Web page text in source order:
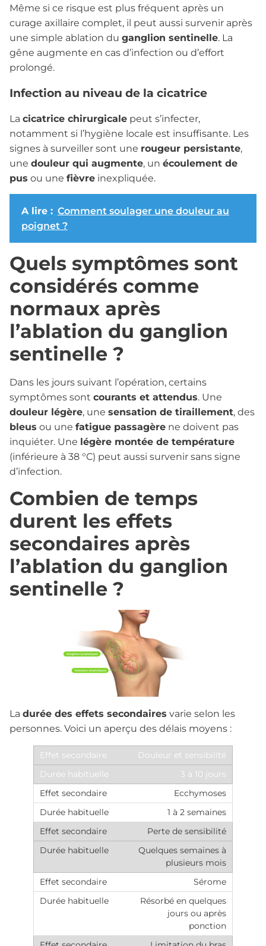
Même si ce risque est plus fréquent après un
curage axillaire complet, il peut aussi survenir après
une simple ablation du ganglion sentinelle. La
gêne augmente en cas d’infection ou d’effort
prolongé.
Infection au niveau de la cicatrice
La cicatrice chirurgicale peut s’infecter,
notamment si l’hygiène locale est insuffisante. Les
signes à surveiller sont une rougeur persistante,
une douleur qui augmente, un écoulement de
pus ou une fièvre inexpliquée.
A lire : Comment soulager une douleur au
poignet ?
Quels symptômes sont
considérés comme
normaux après
l’ablation du ganglion
sentinelle ?
Dans les jours suivant l’opération, certains
symptômes sont courants et attendus. Une
douleur légère, une sensation de tiraillement, des
bleus ou une fatigue passagère ne doivent pas
inquiéter. Une légère montée de température
(inférieure à 38 °C) peut aussi survenir sans signe
d’infection.
Combien de temps
durent les effets
secondaires après
l’ablation du ganglion
sentinelle ?
La durée des effets secondaires varie selon les
personnes. Voici un aperçu des délais moyens :
Douleur et sensibilité
3 à 10 jours
Ecchymoses
1 à 2 semaines
Perte de sensibilité
Quelques semaines à
plusieurs mois
Sérome
Résorbé en quelques
jours ou après
ponction